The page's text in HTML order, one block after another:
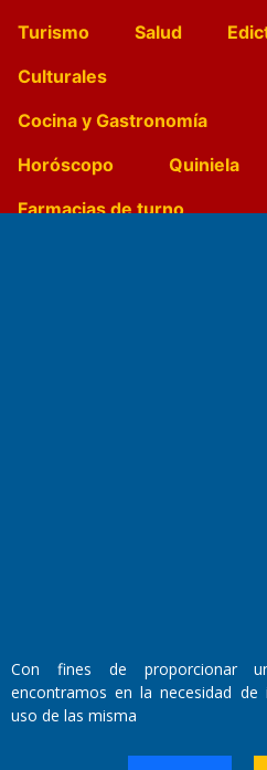
Turismo
Salud
Culturales
Cocina y Gastronomía
Horóscopo
Quiniela
Farmacias de turno
Miembro de ADIRA,ADEPA y CPPAL
Propietario: El Diario SRL
Director Periodístico:
Con fines de proporcionar
encontramos en la necesidad de
uso de las misma